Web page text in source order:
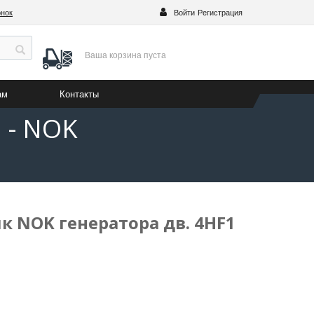
Войти Регистрация
Ваша корзина пуста
Контакты
NOK
NOK генератора дв. 4HF1